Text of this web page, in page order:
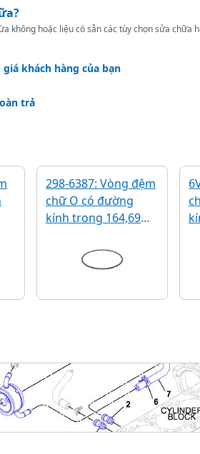
không hoặc liệu có sẵn các tùy chọn sửa chữa
khách hàng của bạn
trả
298-6387: Vòng đệm
chữ O có đường
kính trong 164,69